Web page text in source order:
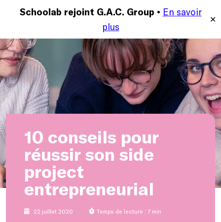
Schoolab rejoint G.A.C. Group • En savoir
plus
✕
MENU
10 conseils pour
réussir son side
project
entrepreneurial
22 juillet 2020 Temps de lecture : 7 min